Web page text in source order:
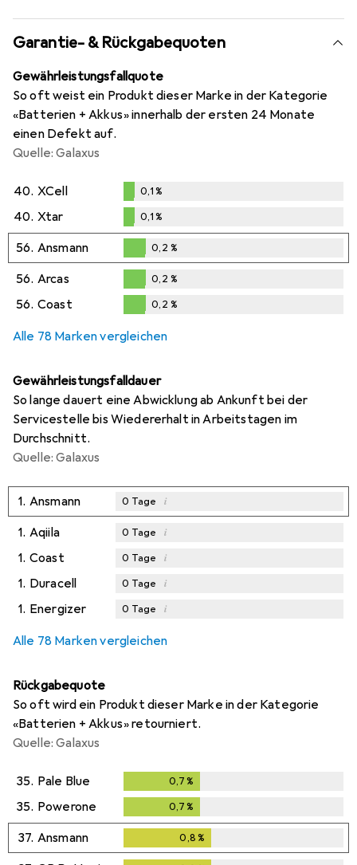
Garantie- & Rückgabequoten
Gewährleistungsfallquote
So oft weist ein Produkt dieser Marke in der Kategorie
«Batterien + Akkus» innerhalb der ersten 24 Monate
einen Defekt auf.
Quelle: Galaxus
40. XCell
%
0,1%
40. Xtar
0,1%
0,1%
56. Ansmann
0,2%
0,2 %
56. Arcas
0,2%
0,2 %
56. Coast 0,2 %
Alle 78 Marken vergleichen
Gewährleistungsfalldauer
So lange dauert eine Abwicklung ab Ankunft bei der
Servicestelle bis Wiedererhalt in Arbeitstagen im
Durchschnitt.
Quelle: Galaxus
1. Ansmann 0 Tage i
1. Aqiila 0 Tage i
1. Coast 0 Tage i
1. Duracell 0 Tage i
1. Energizer 0 Tage i
Alle 78 Marken vergleichen
Rückgabequote
So oft wird ein Produkt dieser Marke in der Kategorie
«Batterien + Akkus» retourniert.
Quelle: Galaxus
35. Pale Blue 0,7 %
35. Powerone 0,7 %
37. Ansmann 0,8 %